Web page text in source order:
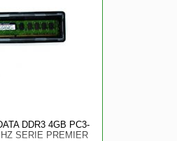
DDR3 4GB PC3-
SERIE PREMIER